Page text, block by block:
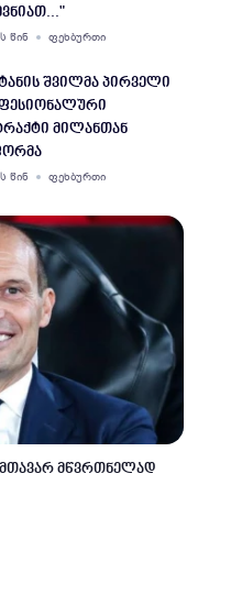
წინ ფეხბურთი
შვილმა პირველი
მილანთან
წინ ფეხბურთი
მწვრთნელად